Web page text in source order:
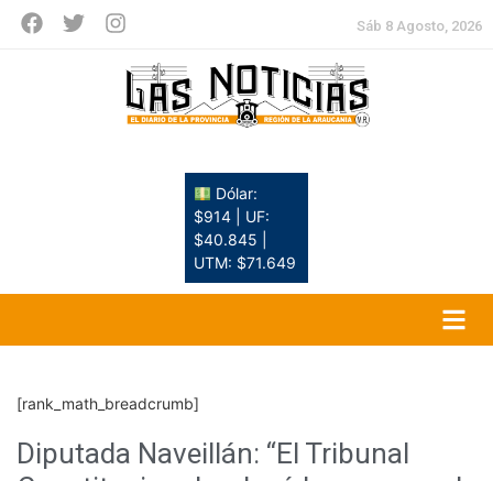
Sáb 8 Agosto, 2026
Dólar:
$914 | UF:
$40.845 |
UTM: $71.649
[rank_math_breadcrumb]
Diputada Naveillán: “El Tribunal